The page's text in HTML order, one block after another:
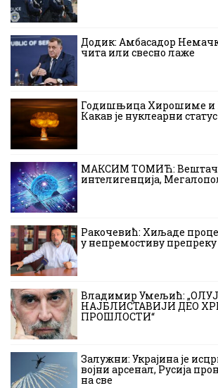
Додик: Амбасадор
чита или свесно лаже
Годишњица Хирошиме и
Какав је нуклеарни
МАКСИМ ТОМИЋ:
интелигенција,
Ракочевић: Хиљаде
у непремостиву
Владимир Умељић:
НАЈБЛИСТАВИЈИ ДЕО
ПРОШЛОСТИ“
Залужни: Украјина је
војни арсенал, Русија
на све